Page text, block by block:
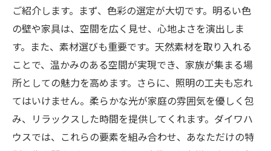
ご紹介します。まず、色彩の選定が大切です。明るい色
の壁や家具は、空間を広く見せ、心地よさを演出しま
す。また、素材選びも重要です。天然素材を取り入れる
ことで、温かみのある空間が実現でき、家族が集まる場
所としての魅力を高めます。さらに、照明の工夫も忘れ
てはいけません。柔らかな光が家庭の雰囲気を優しく包
み、リラックスした時間を提供してくれます。ダイワハ
ウスでは、これらの要素を組み合わせ、あなただけの特